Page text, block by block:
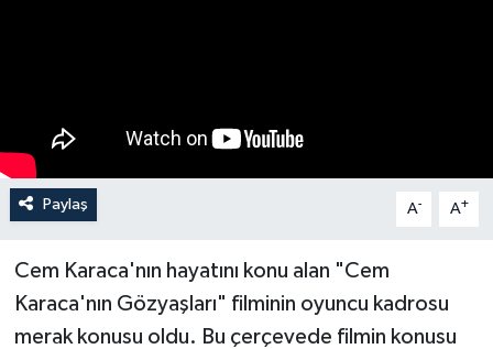
Paylaş A- A+
Cem Karaca'nın hayatını konu alan "Cem
Karaca'nın Gözyaşları" filminin oyuncu kadrosu
merak konusu oldu. Bu çerçevede filmin konusu